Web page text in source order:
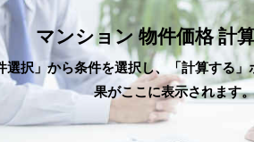
マンション 物件価格 計
選択」から条件を選択し、「計算する
果がここに表示されます。